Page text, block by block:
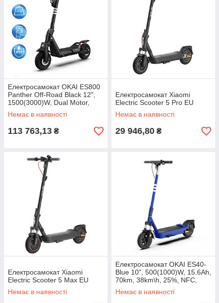
Електросамокат OKAI ES800
Panther Off-Road Black 12",
1500(3000)W, Dual Motor,
19.2Ah, 50km, 60km\h, 35%,
NFC, App, 43kg
Немає в наявності
113 763,13 ₴
Електросамокат Xiaomi
Electric Scooter 5 Pro EU
Немає в наявності
29 946,80 ₴
Електросамокат Xiaomi
Electric Scooter 5 Max EU
Немає в наявності
Електросамокат OKAI ES40-
Blue 10", 500(1000)W, 15.6Ah,
70km, 38km\h, 25%, NFC,
App, 23kg
Немає в наявності